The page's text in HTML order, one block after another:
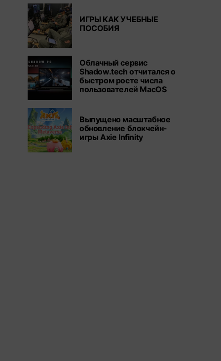
ИГРЫ КАК УЧЕБНЫЕ
ПОСОБИЯ
Облачный сервис
Shadow.tech отчитался о
быстром росте числа
пользователей MacOS
Выпущено масштабное
обновление блокчейн-
игры Axie Infinity